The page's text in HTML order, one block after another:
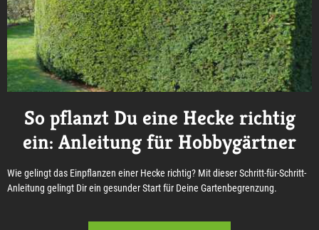
So pflanzt Du eine Hecke richtig
ein: Anleitung für Hobbygärtner
Wie gelingt das Einpflanzen einer Hecke richtig? Mit dieser Schritt-für-Schritt-
Anleitung gelingt Dir ein gesunder Start für Deine Gartenbegrenzung.